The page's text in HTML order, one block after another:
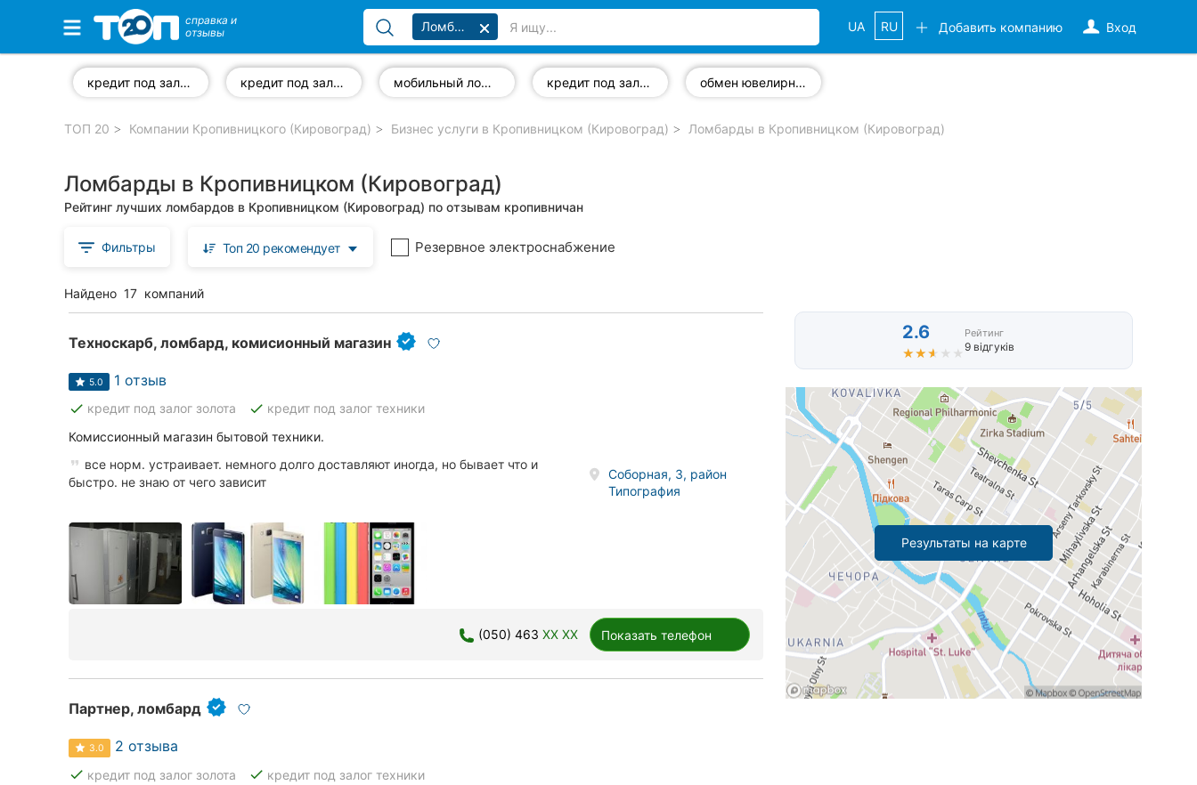
Избранные компании
Стоматологии
Ветеринарные клиники
Автошколы
Рестораны
Все рубрики
Все города:
Кропивницкий
Винница
Житомир
Тернополь
справка и
отзывы
Вход
Добавить компанию
UA RU
Ломбарды
кредит под залог золота кредит под залог техники мобильный ломбард кредит под залог недвижимости обмен ювелирных украшений
ТОП 20 Компании Кропивницкого (Кировоград) Бизнес услуги в Кропивницком (Кировоград) Ломбарды в Кропивницком (Кировоград)
Ломбарды в Кропивницком (Кировоград)
Рейтинг лучших ломбардов в Кропивницком (Кировоград) по отзывам кропивничан
Фильтры Топ 20 рекомендует Резервное электроснабжение
Найдено 17 компаний
Техноскарб, ломбард, комисионный магазин
5.0 1 отзыв
done кредит под залог золота done кредит под залог техники
Комиссионный магазин бытовой техники.
все норм. устраивает. немного долго доставляют иногда, но бывает что и
быстро. не знаю от чего зависит
Соборная, 3, район
Типография
(050) 463 XX XX Показать телефон
Партнер, ломбард
3.0 2 отзыва
done кредит под залог золота done кредит под залог техники
2.6
★★★★★
★★★★★
Рейтинг
9 відгуків
Результаты на карте